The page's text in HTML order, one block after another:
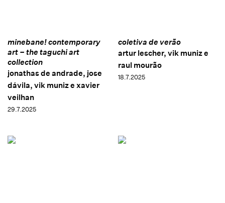
minebane! contemporary
art – the taguchi art
collection
jonathas de andrade, jose
dávila, vik muniz e xavier
veilhan
29.7.2025
coletiva de verão
artur lescher, vik muniz e
raul mourão
18.7.2025